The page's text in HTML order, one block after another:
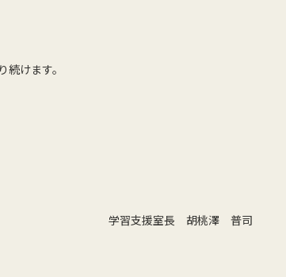
けます。
学習支援室長 胡桃澤 普司